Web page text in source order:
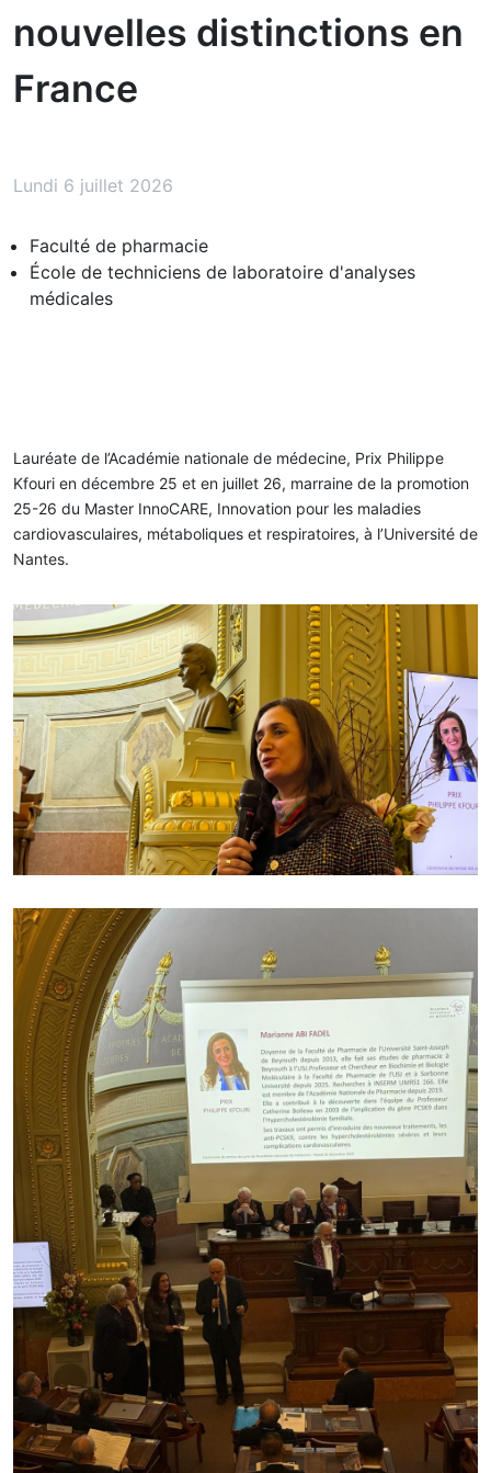
nouvelles distinctions en
France
Lundi 6 juillet 2026
Faculté de pharmacie
École de techniciens de laboratoire d'analyses
médicales
Lauréate de l’Académie nationale de médecine, Prix Philippe
Kfouri en décembre 25 et en juillet 26, marraine de la promotion
25-26 du Master InnoCARE, Innovation pour les maladies
cardiovasculaires, métaboliques et respiratoires, à l’Université de
Nantes.